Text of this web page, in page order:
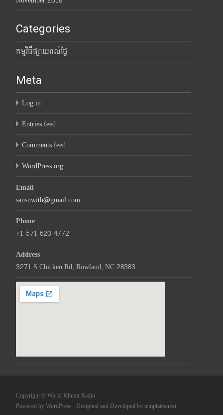
Categories
កម្មវិធីផ្សាយរាល់ថ្ងៃ
Meta
Log in
Entries feed
Comments feed
WordPress.org
Email
sansuwith@gmail.com
Phone
+1-571-620-4772
Address
3271 S Chicken Rd, Rowland, NC 28383
Copyright © World Khmer Radio
Powered by WordPress , Designed and Developed bytemplatesnext